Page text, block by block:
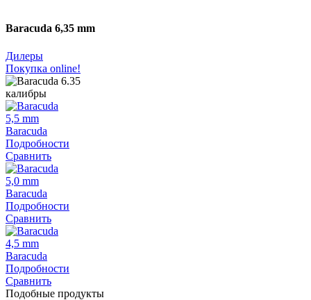
Baracuda 6,35 mm
Дилеры
Покупка online!
калибры
5,5 mm
Baracuda
Подробности
Сравнить
5,0 mm
Baracuda
Подробности
Сравнить
4,5 mm
Baracuda
Подробности
Сравнить
Подобные продукты